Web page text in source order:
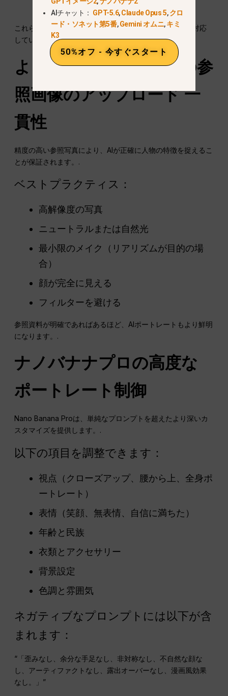
— 写真並みの細部
これらのスタイルは、異なる創造的なニーズと対象層に対応
しています。.
より良い顔認識のための参
照画像のアップロード一
貫性
精度の高い参照写真により、AIが正確に人物の特徴を捉えるこ
とが保証されます。.
ベストプラクティス：
高解像度の写真
ニュートラルまたは自然光
最小限のメイク（リアリズムが目的の場
合）
顔が完全に見える
フィルターを避ける
参照資料が明確であればあるほど、AIポートレートもより鮮明
になります。.
ナノバナナプロの高度な
ポートレート制御
Nano Banana Proは、単純なプロンプトを超えたより深いカ
スタマイズを提供します。.
以下の項目を調整できます：
視点（クローズアップ、腰から上、全身ポ
ートレート）
表情（笑顔、無表情、自信に満ちた）
年齢と民族
衣類とアクセサリー
背景設定
色調と雰囲気
ネガティブなプロンプトには以下が含
まれます：
“「歪みなし、余分な手足なし、非対称なし、不自然な顔な
し、アーティファクトなし、露出オーバーなし、漫画風効果
なし。」”
AIチャット： GPT-5.6,Claude Opus 5,クロ
ード・ソネット第5番,Gemini オムニ,キミ
K3
50%オフ - 今すぐスタート